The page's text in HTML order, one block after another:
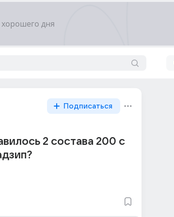
Подписаться
2 состава 200 с